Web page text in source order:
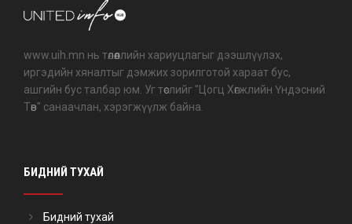
www.uih.mn нь төлөөллийн хариуцлагыг дээшлүүлэх,
иргэдийн хяналтыг дэмжих зорилготой хараат бус,
ашгийн бус талбар юм. Уг төслийг "Цогц Хөгжлийн Үндэсний
Төв" санаачлан, хэрэгжүүлж байна.
БИДНИЙ ТУХАЙ
Бидний тухай